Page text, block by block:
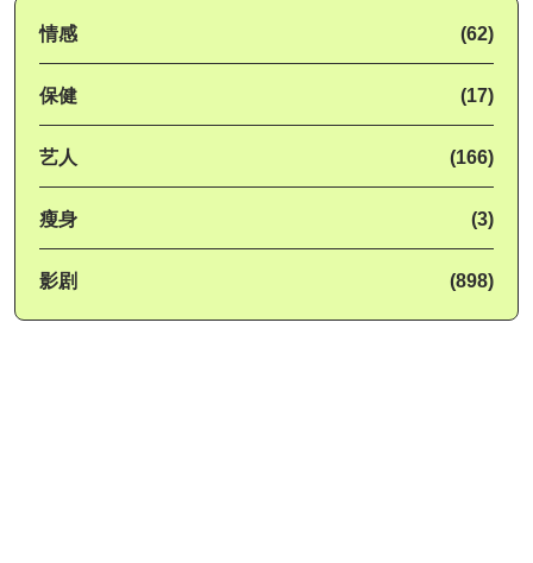
情感 (62)
保健 (17)
艺人 (166)
瘦身 (3)
影剧 (898)